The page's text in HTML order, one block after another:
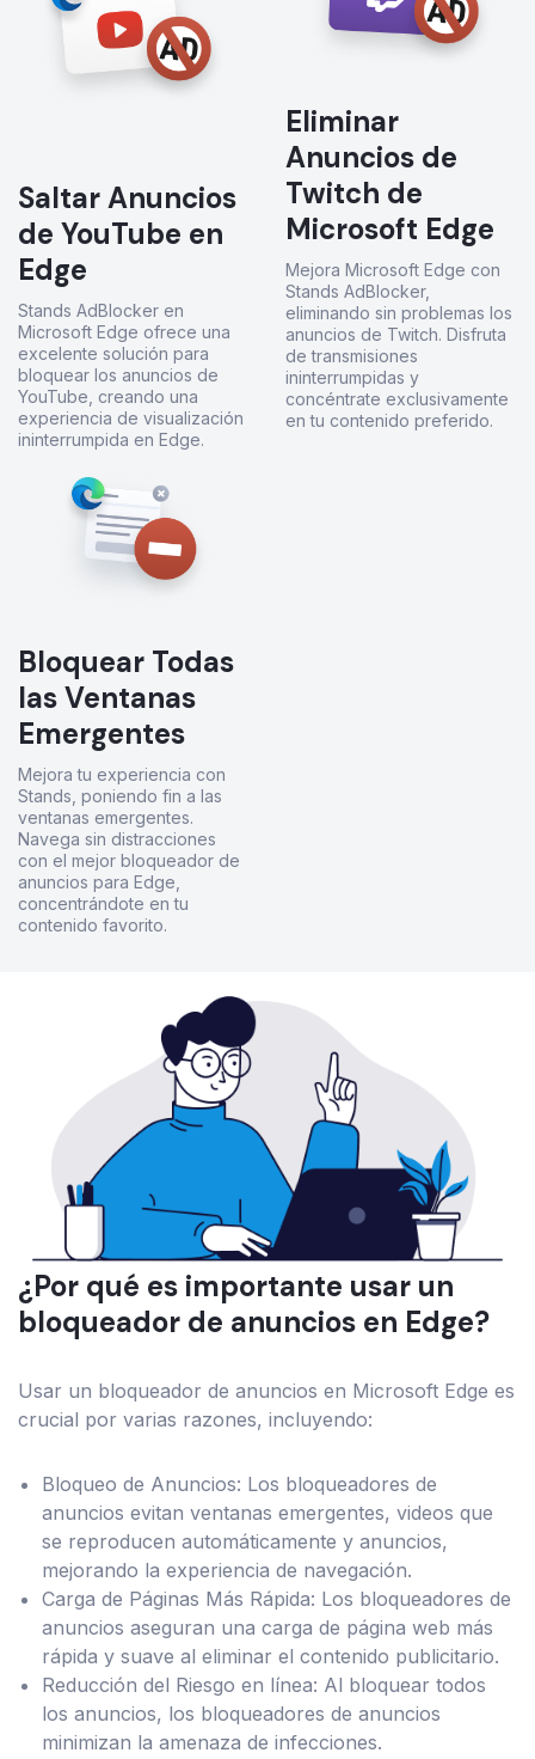
Saltar Anuncios
de YouTube en
Edge
Stands AdBlocker en
Microsoft Edge ofrece una
excelente solución para
bloquear los anuncios de
YouTube, creando una
experiencia de visualización
ininterrumpida en Edge.
Eliminar
Anuncios de
Twitch de
Microsoft Edge
Mejora Microsoft Edge con
Stands AdBlocker,
eliminando sin problemas los
anuncios de Twitch. Disfruta
de transmisiones
ininterrumpidas y
concéntrate exclusivamente
en tu contenido preferido.
Bloquear Todas
las Ventanas
Emergentes
Mejora tu experiencia con
Stands, poniendo fin a las
ventanas emergentes.
Navega sin distracciones
con el mejor bloqueador de
anuncios para Edge,
concentrándote en tu
contenido favorito.
¿Por qué es importante usar un
bloqueador de anuncios en Edge?
Usar un bloqueador de anuncios en Microsoft Edge es
crucial por varias razones, incluyendo:
Bloqueo de Anuncios: Los bloqueadores de
anuncios evitan ventanas emergentes, videos que
se reproducen automáticamente y anuncios,
mejorando la experiencia de navegación.
Carga de Páginas Más Rápida: Los bloqueadores de
anuncios aseguran una carga de página web más
rápida y suave al eliminar el contenido publicitario.
Reducción del Riesgo en línea: Al bloquear todos
los anuncios, los bloqueadores de anuncios
minimizan la amenaza de infecciones.